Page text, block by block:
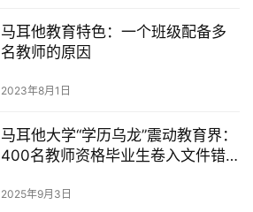
马耳他教育特色：一个班级配备多
名教师的原因
2023年8月1日
马耳他大学“学历乌龙”震动教育界：
400名教师资格毕业生卷入文件错
2025年9月3日